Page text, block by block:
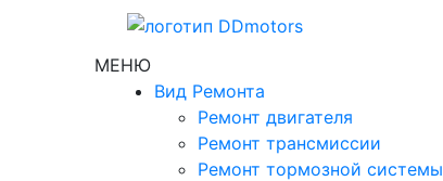
МЕНЮ
Вид Ремонта
Ремонт двигателя
Ремонт трансмиссии
Ремонт тормозной системы